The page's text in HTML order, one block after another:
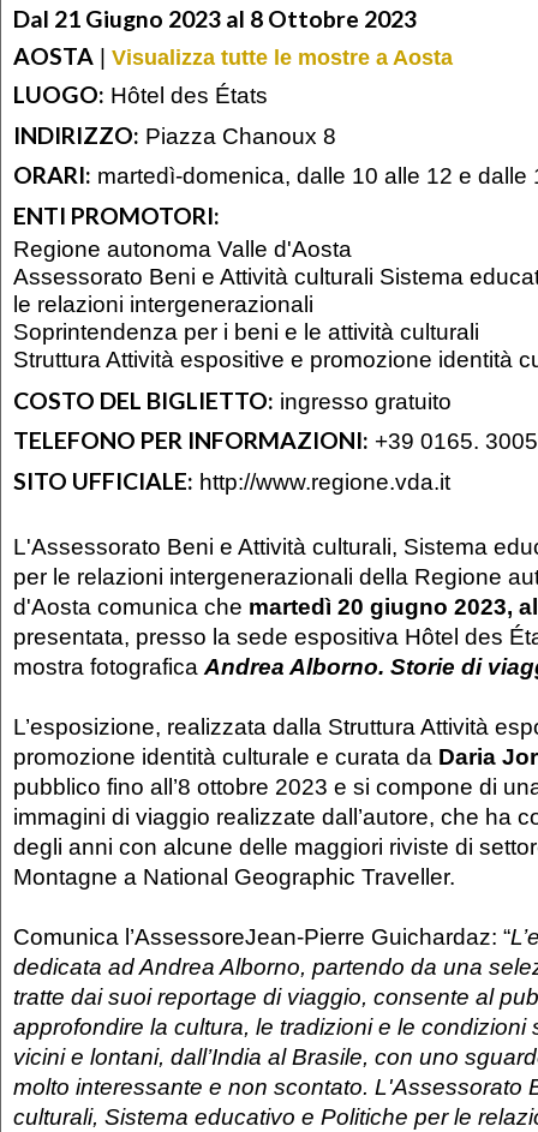
Dal 21 Giugno 2023 al 8 Ottobre 2023
AOSTA | Visualizza tutte le mostre a Aosta
LUOGO: Hôtel des États
INDIRIZZO: Piazza Chanoux 8
ORARI: martedì-domenica, dalle 10 alle 12 e dalle
ENTI PROMOTORI:
Regione autonoma Valle d'Aosta
Assessorato Beni e Attività culturali Sistema
le relazioni intergenerazionali
Soprintendenza per i beni e le attività culturali
Struttura Attività espositive e promozione identità
COSTO DEL BIGLIETTO: ingresso gratuito
TELEFONO PER INFORMAZIONI: +39 0165.
SITO UFFICIALE: http://www.regione.vda.it
L'Assessorato Beni e Attività culturali, Sistema
per le relazioni intergenerazionali della Regione
d'Aosta comunica che martedì 20 giugno 2023,
presentata, presso la sede espositiva Hôtel des
mostra fotografica Andrea Alborno. Storie di
L’esposizione, realizzata dalla Struttura Attività
promozione identità culturale e curata da Daria
pubblico fino all’8 ottobre 2023 e si compone di
immagini di viaggio realizzate dall’autore, che ha
degli anni con alcune delle maggiori riviste di
Montagne a National Geographic Traveller.
Comunica l’AssessoreJean-Pierre Guichardaz: “
dedicata ad Andrea Alborno, partendo da una
tratte dai suoi reportage di viaggio, consente al
approfondire la cultura, le tradizioni e le condizioni
vicini e lontani, dall’India al Brasile, con uno
molto interessante e non scontato. L'Assessorato
culturali, Sistema educativo e Politiche per le